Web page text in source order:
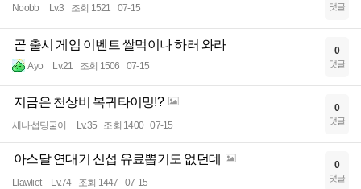
Noobb Lv.3 조회 1521 07-15 댓글
곧 출시 게임 이벤트 쌀먹이나 하러 와라
Ayo Lv.21 조회 1506 07-15
0
댓글
지금은 천상비 복귀타이밍!?
세나섭딩굴이 Lv.35 조회 1400 07-15
0
댓글
아스달 연대기 신섭 유료뽑기도 없던데
Llawliet Lv.74 조회 1447 07-15
0
댓글